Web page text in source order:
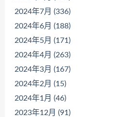
2024年7月 (336)
2024年6月 (188)
2024年5月 (171)
2024年4月 (263)
2024年3月 (167)
2024年2月 (15)
2024年1月 (46)
2023年12月 (91)